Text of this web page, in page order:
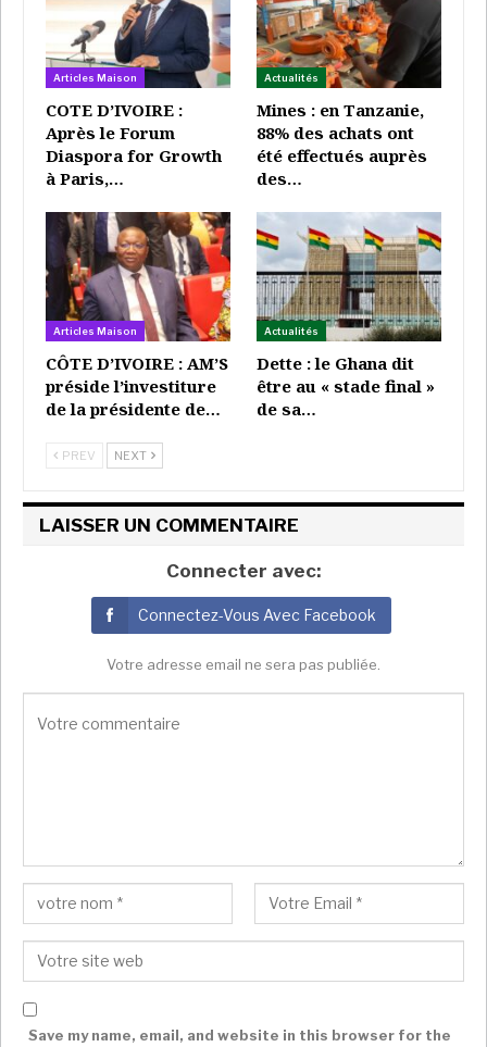
CÔTE D’IVOIRE : AM’S préside l’investiture
de la présidente…
Super Admin Juil 18, 2026
Opportunité
pleine tournée de mobilisation de sa base, estime que
ces démissions constituent une opportunité pour
son parti. «Les démissions tapageuses au Parti
démocratique gabonais sont moins nombreuses que
les adhésions silencieuses et nous allons saisir ces
opportunités de démission pour faire la promotion des
jeunes cadres», insiste-t-il
connaître des démissions. D’autres partis subissent le
législatives et locales.
Afrika Stratégies France
Articles Maison
COTE D’IVOIRE :
Après le Forum
Diaspora for Growth
à Paris,…
Actualités
Mines : en Tanzanie,
88% des achats ont
été effectués auprès
des…
Articles Maison
CÔTE D’IVOIRE : AM’S
préside l’investiture
de la présidente de…
Actualités
Dette : le Ghana dit
être au « stade final »
de sa…
PREV NEXT
LAISSER UN COMMENTAIRE
Connecter avec:
Connectez-Vous Avec Facebook
Votre adresse email ne sera pas publiée.
Save my name, email, and website in this browser for the